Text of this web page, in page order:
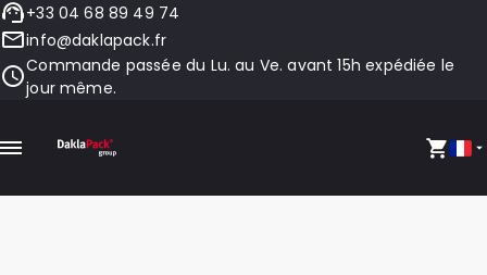
+33 04 68 89 49 74
info@daklapack.fr
Commande passée du Lu. au Ve. avant 15h expédiée le
jour même.